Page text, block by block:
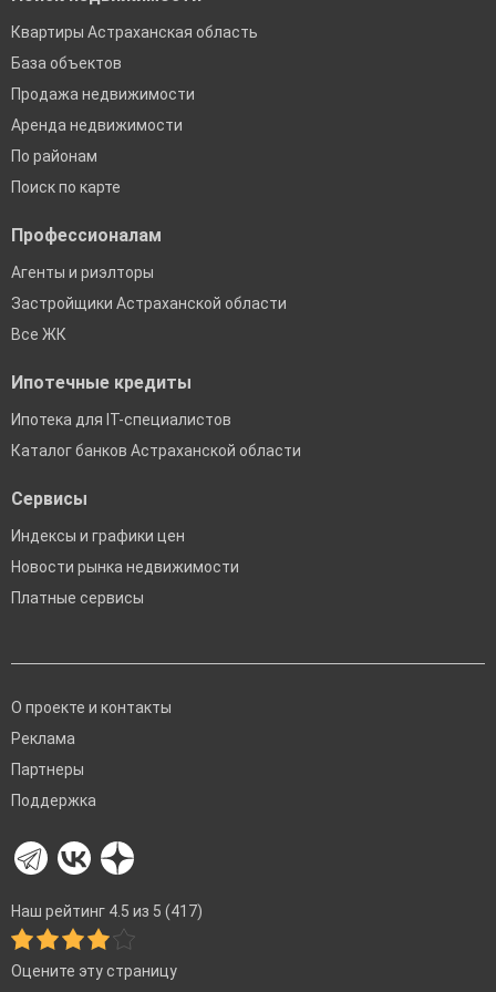
Квартиры Астраханская область
База объектов
Продажа недвижимости
Аренда недвижимости
По районам
Поиск по карте
Профессионалам
Агенты и риэлторы
Застройщики Астраханской области
Все ЖК
Ипотечные кредиты
Ипотека для IT-специалистов
Каталог банков Астраханской области
Сервисы
Индексы и графики цен
Новости рынка недвижимости
Платные сервисы
О проекте и контакты
Реклама
Партнеры
Поддержка
Наш рейтинг 4.5 из 5 (417)
Оцените эту страницу